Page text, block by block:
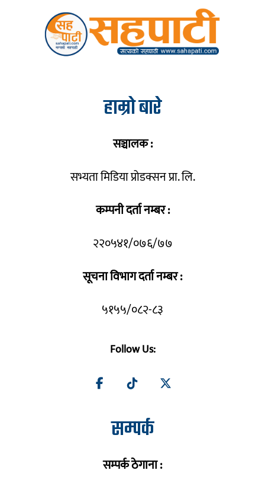
हाम्रो बारे
सञ्चालक :
सभ्यता मिडिया प्रोडक्सन प्रा. लि.
कम्पनी दर्ता नम्बर :
२२०५४१/०७६/७७
सूचना विभाग दर्ता नम्बर :
५१५५/०८२-८३
Follow Us:
सम्पर्क
सम्पर्क ठेगाना :